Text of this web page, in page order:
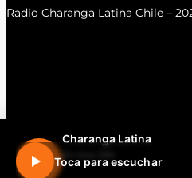
Charanga Latina
En vivo 24h
Toca para escuchar
Radio Charanga Latina Chile –